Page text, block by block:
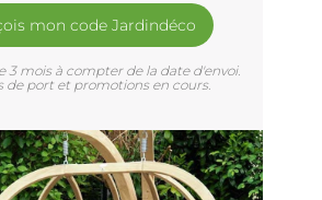
mon code Jardindéco
3 mois à compter de la date d'envoi.
de port et promotions en cours.